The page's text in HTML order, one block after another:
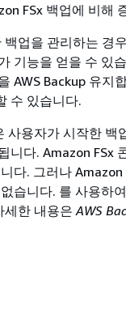
FSx 백업에 비해
백업을 관리하는 경
기능을 얻을 수 있
AWS Backup 유지
수 있습니다.
사용자가 시작한
다. Amazon FSx
다. 그러나 Amazon
습니다. 를 사용하
세한 내용은 AWS